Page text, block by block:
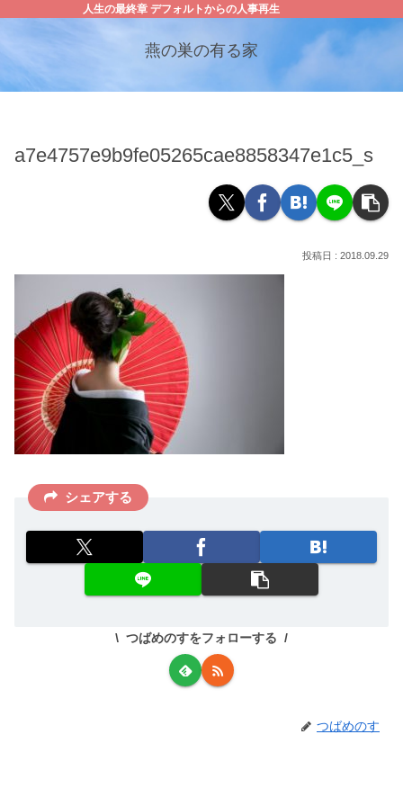
人生の最終章 デフォルトからの人事再生
燕の巣の有る家
a7e4757e9b9fe05265cae8858347e1c5_s
2018.09.29
シェアする
つばめのすをフォローする
つばめのす